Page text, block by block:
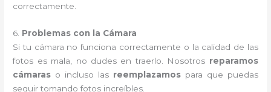
correctamente.
6. Problemas con la Cámara
Si tu cámara no funciona correctamente o la calidad de las
fotos es mala, no dudes en traerlo. Nosotros reparamos
cámaras o incluso las reemplazamos para que puedas
seguir tomando fotos increíbles.